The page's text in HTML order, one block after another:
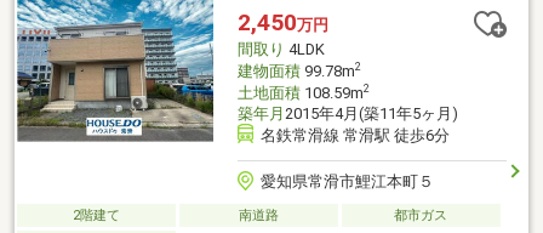
帖LDK、アイランドキッチン、綺麗に手入れされた庭付、サンル
ームあり、太陽光発電システム搭載便利な周辺環境：徒歩圏内に
スーパー、コンビニ、ドラッグストア等多数商業店舗あり
2,450万円
間取り 4LDK
建物面積99.78m2
土地面積108.59m2
築年月 2015年4月(築11年5ヶ月)
名鉄常滑線 常滑駅 徒歩6分
愛知県常滑市鯉江本町５
2階建て 南道路
都市ガス